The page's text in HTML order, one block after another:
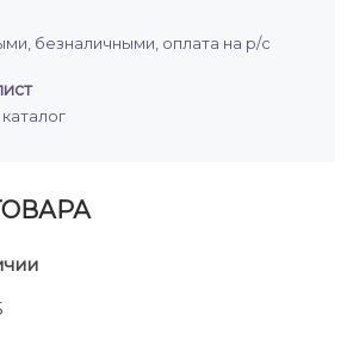
безналичными, оплата на р/с